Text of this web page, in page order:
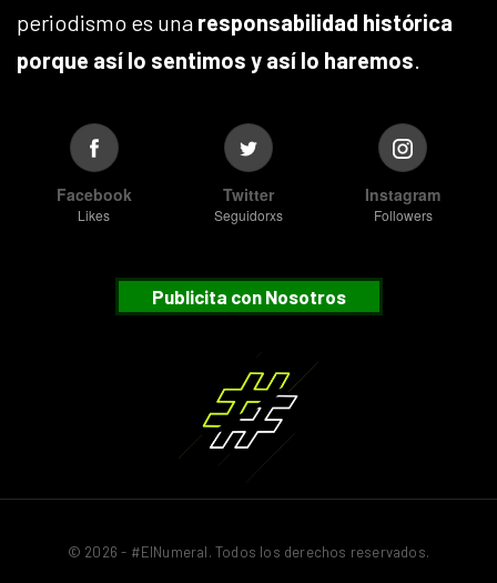
periodismo es una responsabilidad histórica
porque así lo sentimos y así lo haremos.
Facebook
Likes
Twitter
Seguidorxs
Instagram
Followers
Publicita con Nosotros
© 2026 - #ElNumeral. Todos los derechos reservados.